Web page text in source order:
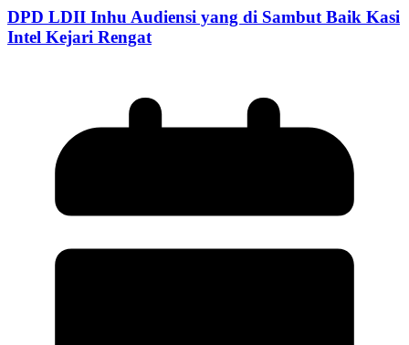
DPD LDII Inhu Audiensi yang di Sambut Baik Kasi
Intel Kejari Rengat